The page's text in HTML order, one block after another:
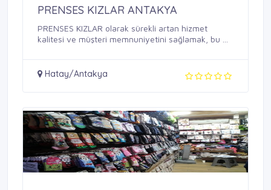
PRENSES KIZLAR ANTAKYA
PRENSES KIZLAR olarak sürekli artan hizmet
kalitesi ve müşteri memnuniyetini sağlamak, bu ...
Hatay/Antakya